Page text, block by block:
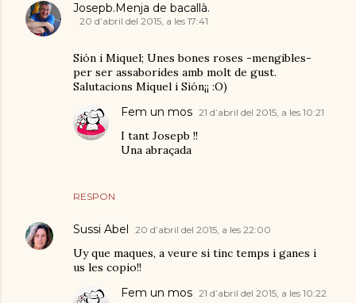
Josepb.Menja de bacallà.
20 d’abril del 2015, a les 17:41
Sión i Miquel; Unes bones roses -mengibles-
per ser assaborides amb molt de gust.
Salutacions Miquel i Sión¡¡ :O)
RESPON
Fem un mos 21 d’abril del 2015, a les 10:21
I tant Josepb !!
Una abraçada
Sussi Abel 20 d’abril del 2015, a les 22:00
Uy que maques, a veure si tinc temps i ganes i
us les copio!!
Fem un mos 21 d’abril del 2015, a les 10:22